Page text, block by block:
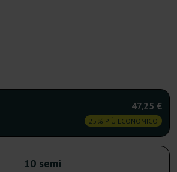
47,25 €
25% PIÙ ECONOMICO
10 semi